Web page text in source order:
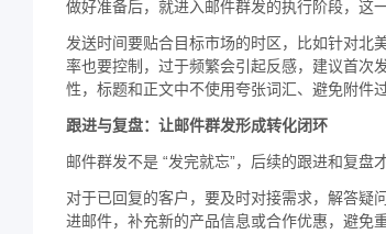
做好准备后，就进入邮件群发的执行阶段，这
发送时间要贴合目标市场的时区，比如针对北
率也要控制，过于频繁会引起反感，建议首次
性，标题和正文中不使用夸张词汇、避免附件
跟进与复盘：让邮件群发形成转化闭环
邮件群发不是 “发完就忘”，后续的跟进和复盘
对于已回复的客户，要及时对接需求，解答疑
进邮件，补充新的产品信息或合作优惠，避免